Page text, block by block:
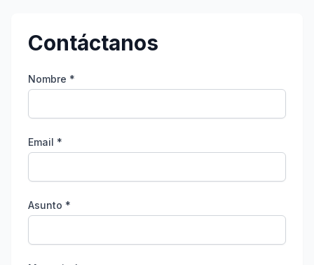
Contáctanos
Nombre *
Email *
Asunto *